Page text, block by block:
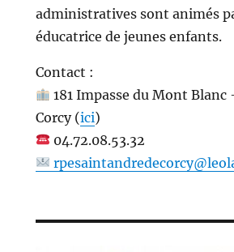
administratives sont animés
éducatrice de jeunes enfants.
Contact :
181 Impasse du Mont
Corcy (ici)
04.72.08.53.32